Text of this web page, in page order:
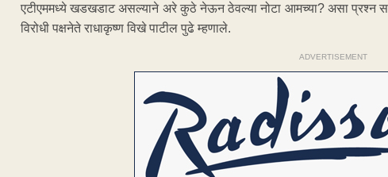
एटीएममध्ये खडखडाट असल्याने अरे कुठे नेऊन ठेवल्या नोटा आमच्या? असा प्रश्न
विरोधी पक्षनेते राधाकृष्ण विखे पाटील पुढे म्हणाले.
ADVERTISEMENT